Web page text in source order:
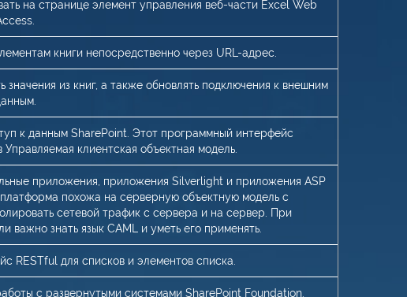
на странице элемент управления веб-части Excel Web
книги непосредственно через URL-адрес.
значения из книг, а также обновлять подключения к внешним
к данным SharePoint. Этот программный интерфейс
клиентская объектная модель.
приложения, приложения Silverlight и приложения ASP
похожа на серверную объектную модель с
сетевой трафик с сервера и на сервер. При
важно знать язык CAML и уметь его применять.
RESTful для списков и элементов списка.
с развернутыми системами SharePoint Foundation.